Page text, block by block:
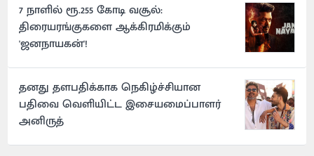
7 நாளில் ரூ.255 கோடி வசூல்:
திரையரங்குகளை ஆக்கிரமிக்கும்
'ஜனநாயகன்'!
தனது தளபதிக்காக நெகிழ்ச்சியான
பதிவை வெளியிட்ட இசையமைப்பாளர்
அனிருத்